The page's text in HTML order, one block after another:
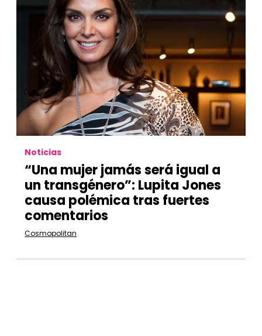
Noticias
“Una mujer jamás será igual a
un transgénero”: Lupita Jones
causa polémica tras fuertes
comentarios
Cosmopolitan